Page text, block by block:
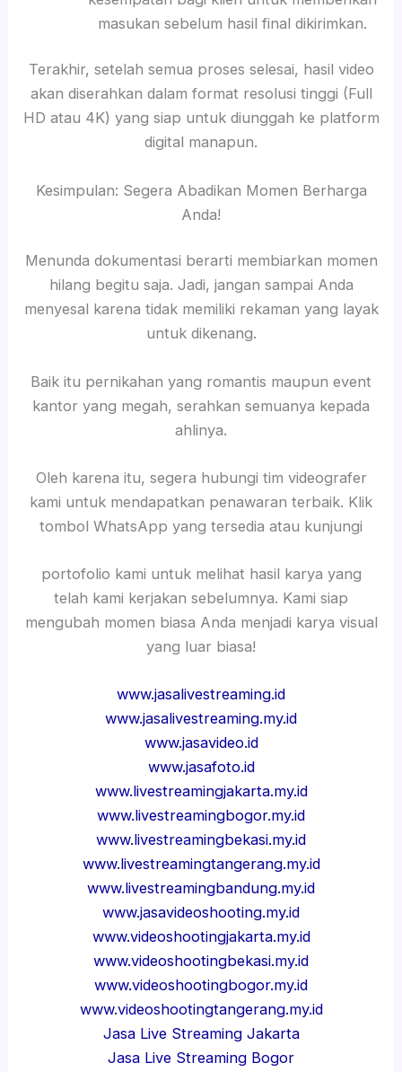
masukan sebelum hasil final dikirimkan.
Terakhir, setelah semua proses selesai, hasil video
akan diserahkan dalam format resolusi tinggi (Full
HD atau 4K) yang siap untuk diunggah ke platform
digital manapun.
Kesimpulan: Segera Abadikan Momen Berharga
Anda!
Menunda dokumentasi berarti membiarkan momen
hilang begitu saja. Jadi, jangan sampai Anda
menyesal karena tidak memiliki rekaman yang layak
untuk dikenang.
Baik itu pernikahan yang romantis maupun event
kantor yang megah, serahkan semuanya kepada
ahlinya.
Oleh karena itu, segera hubungi tim videografer
kami untuk mendapatkan penawaran terbaik. Klik
tombol WhatsApp yang tersedia atau kunjungi
portofolio kami untuk melihat hasil karya yang
telah kami kerjakan sebelumnya. Kami siap
mengubah momen biasa Anda menjadi karya visual
yang luar biasa!
www.jasalivestreaming.id
www.jasalivestreaming.my.id
www.jasavideo.id
www.jasafoto.id
www.livestreamingjakarta.my.id
www.livestreamingbogor.my.id
www.livestreamingbekasi.my.id
www.livestreamingtangerang.my.id
www.livestreamingbandung.my.id
www.jasavideoshooting.my.id
www.videoshootingjakarta.my.id
www.videoshootingbekasi.my.id
www.videoshootingbogor.my.id
www.videoshootingtangerang.my.id
Jasa Live Streaming Jakarta
Jasa Live Streaming Bogor